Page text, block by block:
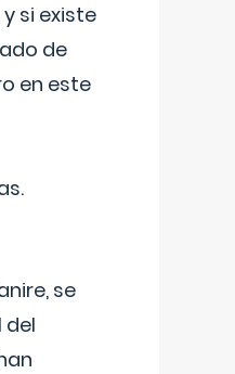
si existe
de
en este
se
del